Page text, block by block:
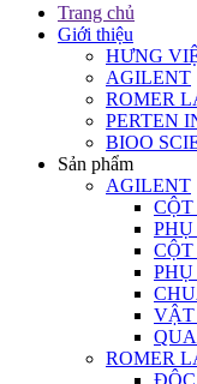
Trang chủ
Giới thiệu
HƯNG
AGILENT
ROMER
PERTEN
BIOO
Sản phẩm
AGILENT
VẬT
ROMER